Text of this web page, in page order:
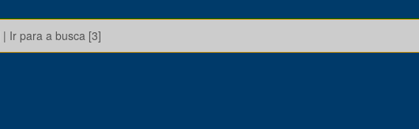
| Ir para a busca [3]